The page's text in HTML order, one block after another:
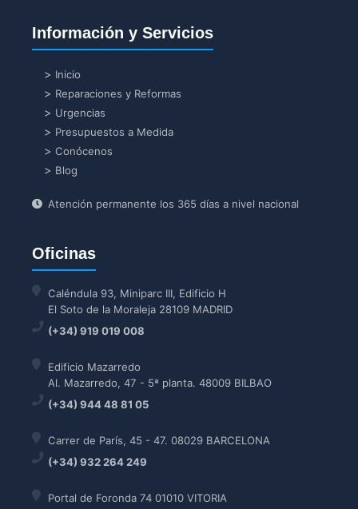
Información y Servicios
Inicio
Reparaciones y Reformas
Urgencias
Presupuestos a Medida
Conócenos
Blog
Atención permanente los 365 días a nivel nacional
Oficinas
Caléndula 93, Miniparc III, Edificio H
El Soto de la Moraleja 28109 MADRID
(+34) 919 019 008
Edificio Mazarredo
Al. Mazarredo, 47 - 5ª planta. 48009 BILBAO
(+34) 944 48 81 05
Carrer de París, 45 - 47. 08029 BARCELONA
(+34) 932 264 249
Portal de Foronda 74 01010 VITORIA